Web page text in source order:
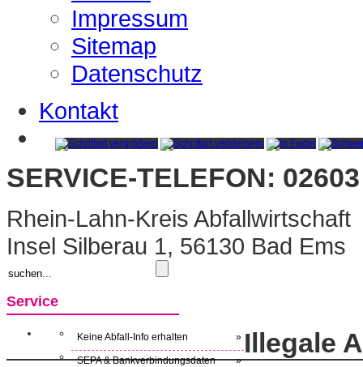
Impressum
Sitemap
Datenschutz
Kontakt
SERVICE-TELEFON:
Rhein-Lahn-Kreis Abfallwirtschaft
Insel Silberau 1, 56130 Bad Ems
Service
Keine Abfall-Info erhalten »
SEPA & Bankverbindungsdaten »
Illegale